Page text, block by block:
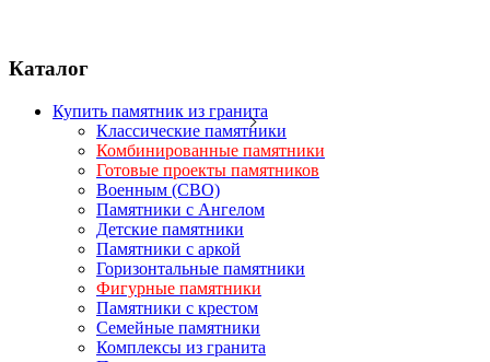
Каталог
Купить памятник из гранита
Классические памятники
Комбинированные памятники
Готовые проекты памятников
Военным (СВО)
Памятники с Ангелом
Детские памятники
Памятники с аркой
Горизонтальные памятники
Фигурные памятники
Памятники с крестом
Семейные памятники
Комплексы из гранита